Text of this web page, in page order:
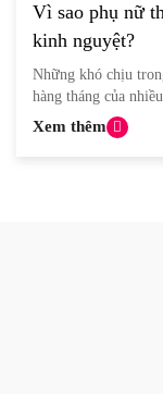
Vì sao phụ nữ
kinh nguyệt?
Những khó chịu
hàng tháng của
Xem thêm